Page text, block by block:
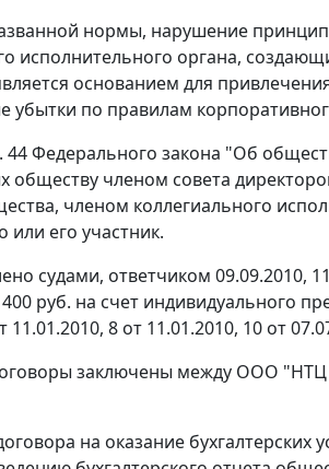
нормы, нарушение
исполнительного органа,
основанием для
убытки по правилам
44Федерального закона "Об
обществу членом совета
членом коллегиального
или его участник.
судами, ответчиком 09.09.2010,
руб. на счет индивидуального
11.01.2010, 8 от 11.01.2010, 10 от
заключены между ООО
на оказание бухгалтерских